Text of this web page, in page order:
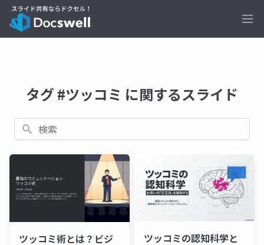
タグ #ツッコミ に関するスライド
検索
ツッコミ術とは？ビジ
ツッコミの認知科学と